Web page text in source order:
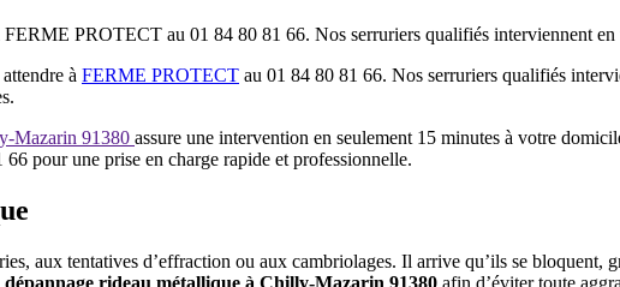
PROTECT au 01 84 80 81 66. Nos serruriers qualifiés interviennent
à FERME PROTECT au 01 84 80 81 66. Nos serruriers qualifiés
Mazarin 91380 assure une intervention en seulement 15 minutes à votre
pour une prise en charge rapide et professionnelle.
aux tentatives d’effraction ou aux cambriolages. Il arrive qu’ils se bloquent,
dépannage rideau métallique à Chilly-Mazarin 91380 afin d’éviter toute